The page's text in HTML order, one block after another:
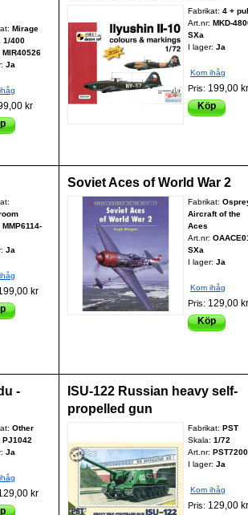
Mirage
1/400
MIR40526
Ja
kr
Fabrikat: 4 +
Art.nr: MKD-
SXa
I lager: Ja
Kom ihåg
Pris: 199,00 kr
Köp
MMP6114-
Ja
kr
Soviet Aces of World War 2
Fabrikat:
Aircraft of the
Aces
Art.nr:
SXa
I lager: Ja
Kom ihåg
Pris: 129,00 kr
Köp
-
Other
PJ1042
Ja
kr
ISU-122 Russian heavy self-
propelled gun
Fabrikat: PST
Skala: 1/72
Art.nr:
I lager: Ja
Kom ihåg
Pris: 129,00 kr